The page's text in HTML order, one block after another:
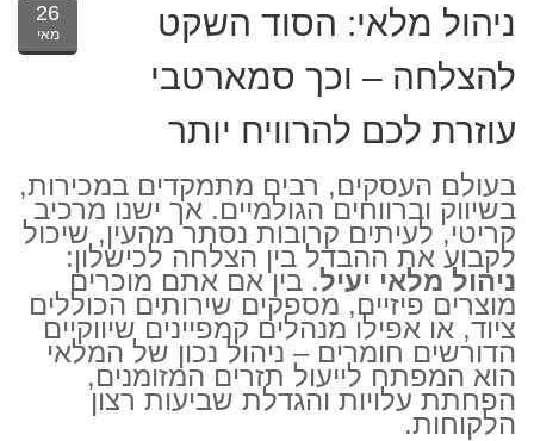
26
מאי
ניהול מלאי: הסוד השקט
להצלחה – וכך סמארטבי
עוזרת לכם להרוויח יותר
בעולם העסקים, רבים מתמקדים במכירות,
בשיווק וברווחים הגולמיים. אך ישנו מרכיב
קריטי, לעיתים קרובות נסתר מהעין, שיכול
לקבוע את ההבדל בין הצלחה לכישלון:
ניהול מלאי יעיל. בין אם אתם מוכרים
מוצרים פיזיים, מספקים שירותים הכוללים
ציוד, או אפילו מנהלים קמפיינים שיווקיים
הדורשים חומרים – ניהול נכון של המלאי
הוא המפתח לייעול תזרים המזומנים,
הפחתת עלויות והגדלת שביעות רצון
הלקוחות.